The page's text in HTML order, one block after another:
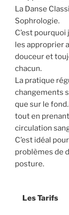
La Danse
Sophrologie.
C’est
les approprier
douceur et
chacun.
La pratique
changements
que sur le
tout en
circulation
C’est idéal
problèmes de
posture.
Les Tarifs